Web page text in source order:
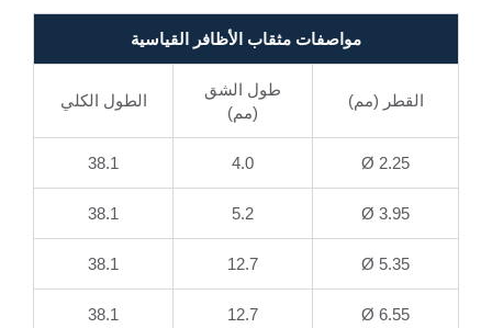
مواصفات مثقاب الأظافر القياسية
القطر (مم)
طول الشق
(مم)
الطول الكلي
Ø 2.25
4.0
38.1
Ø 3.95
5.2
38.1
Ø 5.35
12.7
38.1
Ø 6.55
12.7
38.1